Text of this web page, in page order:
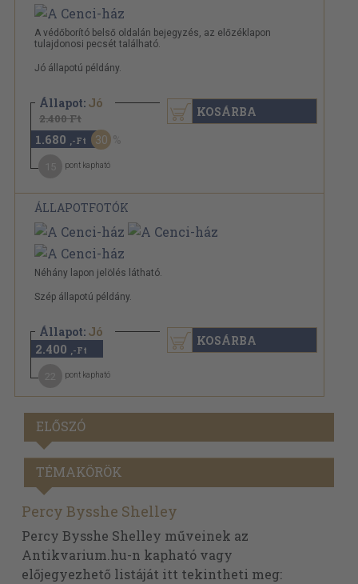
A védőborító belső oldalán bejegyzés, az előzéklapon
tulajdonosi pecsét található.
Jó állapotú példány.
Állapot: Jó
2.400 Ft
1.680 ,-Ft 30
pont kapható
KOSÁRBA
ÁLLAPOTFOTÓK
Néhány lapon jelölés látható.
Szép állapotú példány.
Állapot: Jó
2.400 ,-Ft
pont kapható
KOSÁRBA
ELŐSZÓ
TÉMAKÖRÖK
Percy Bysshe Shelley
Percy Bysshe Shelley műveinek az
Antikvarium.hu-n kapható vagy
előjegyezhető listáját itt tekintheti meg: